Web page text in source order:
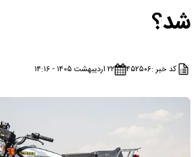
شد؟
کد خبر :۴۵۲۵۰۶ ۲۲ اردیبهشت ۱۴۰۵ - ۱۴:۱۶